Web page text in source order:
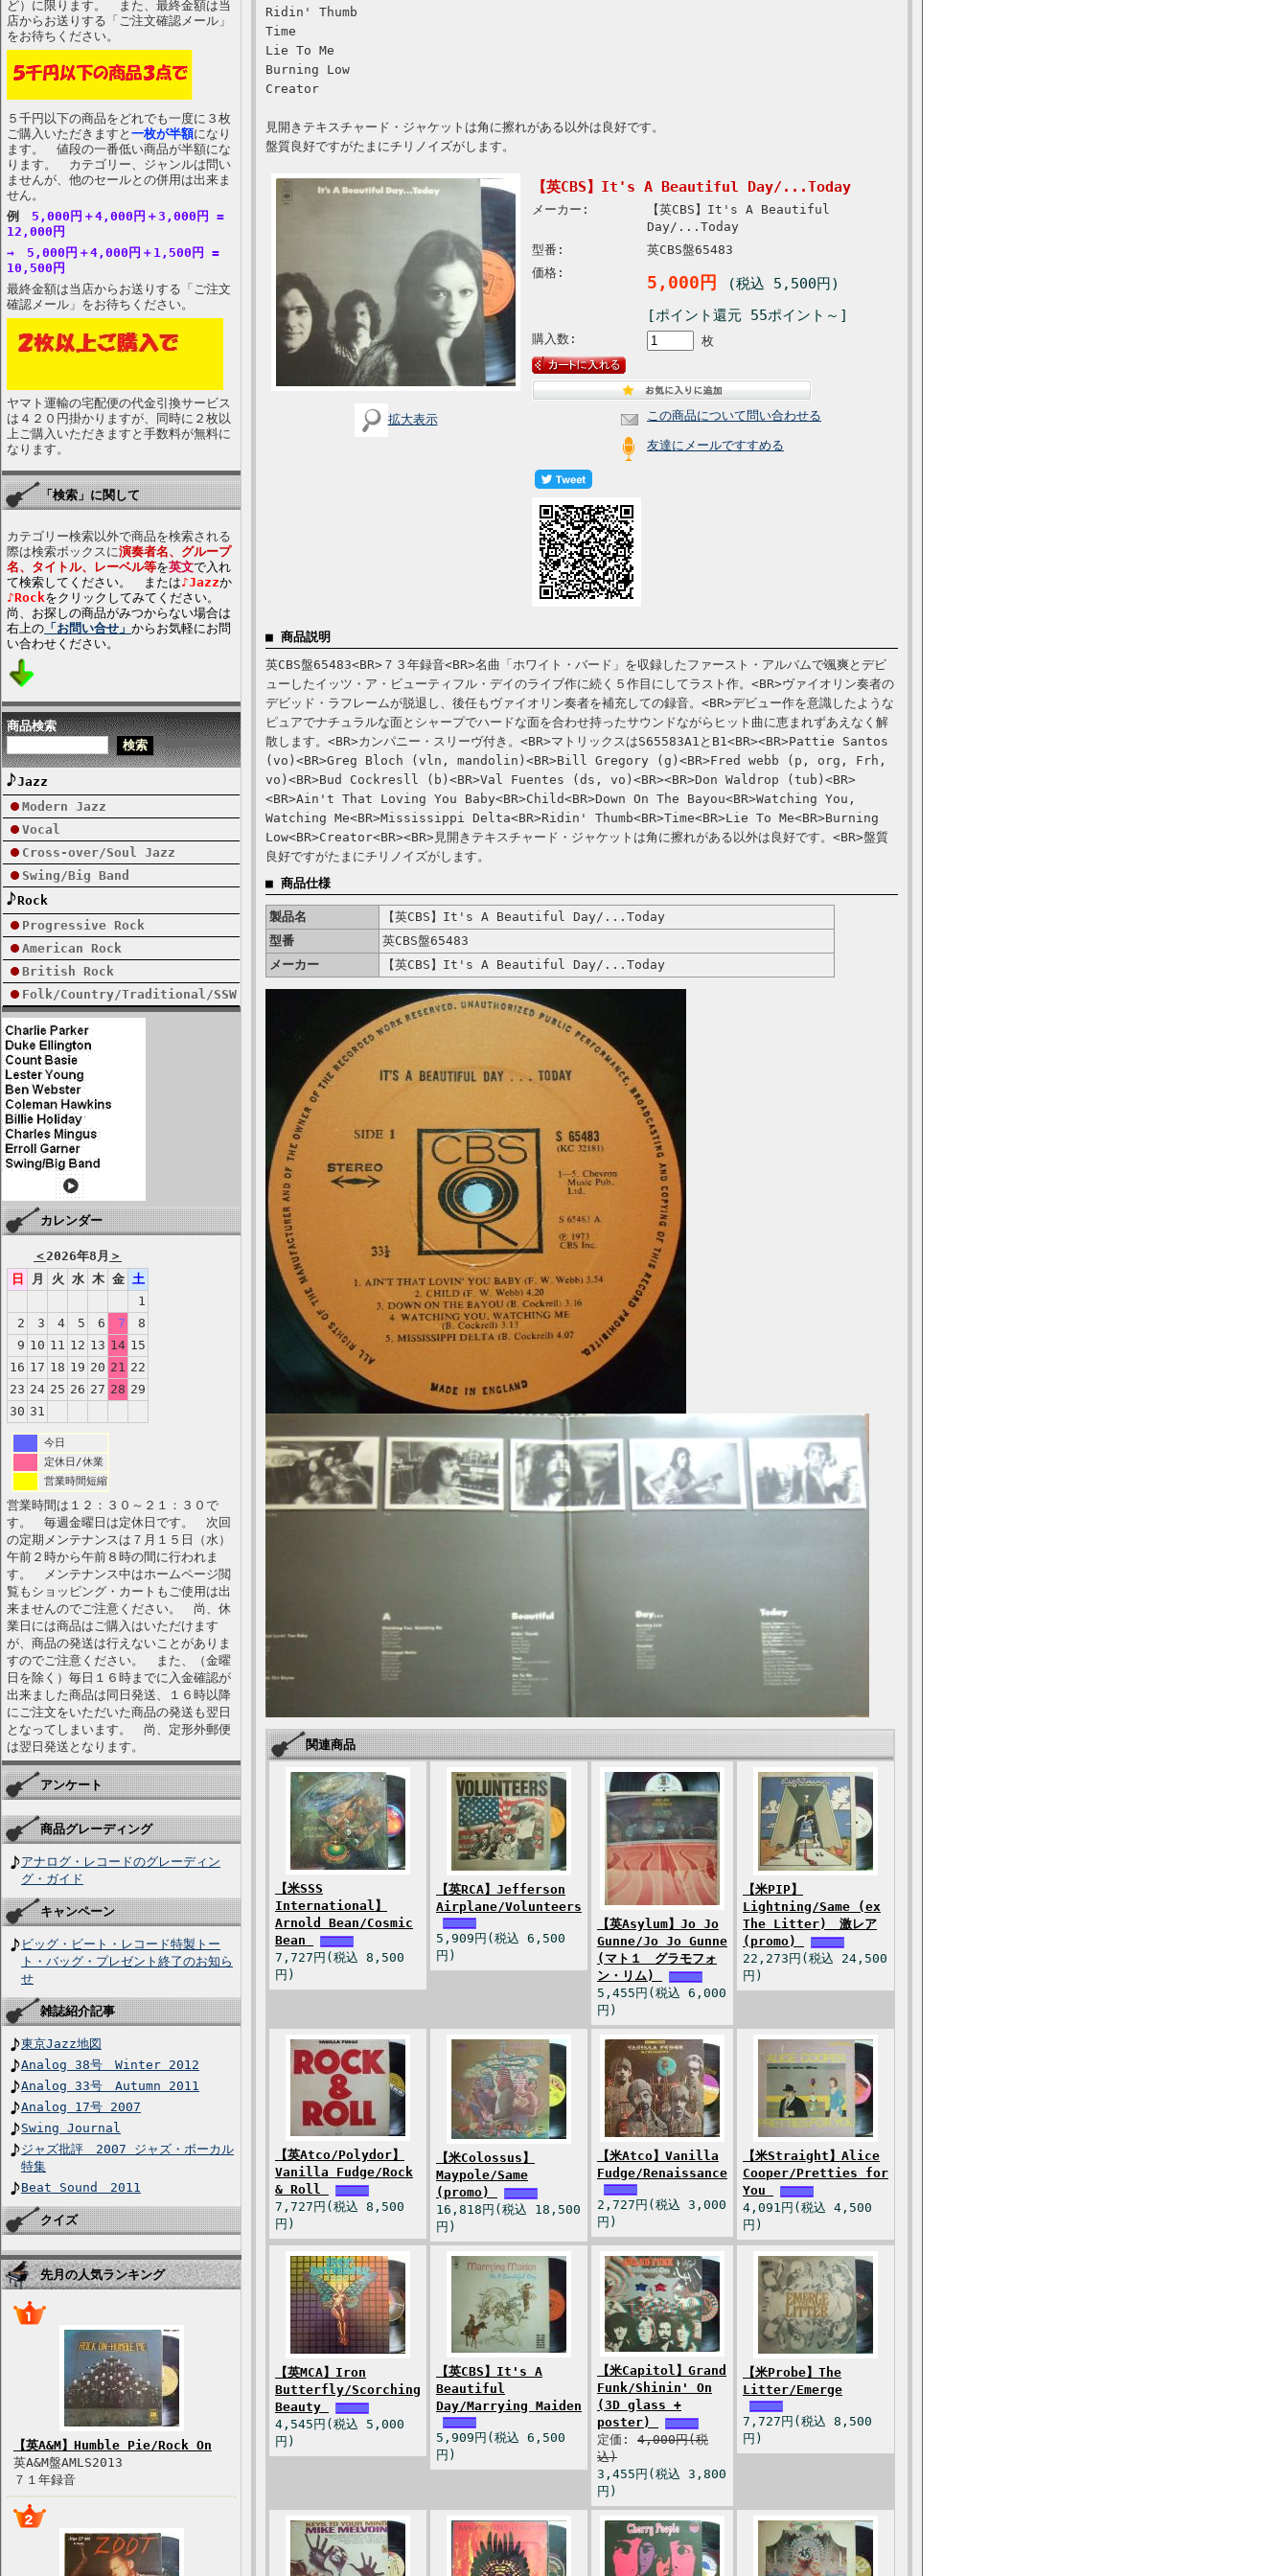
ど）に限ります。 また、最終金額は当
店からお送りする「ご注文確認メール」
をお待ちください。
５千円以下の商品をどれでも一度に３枚
ご購入いただきますと 一枚が半額になり
ます。 値段の一番低い商品が半額にな
ります。 カテゴリー、ジャンルは問い
ませんが、他のセールとの併用は出来ま
せん。
例
5,000円＋4,000円＋3,000円 =
12,000円
→ 5,000円＋4,000円＋1,500円 =
10,500円
最終金額は当店からお送りする「ご注文
確認メール」をお待ちください。
ヤマト運輸の宅配便の代金引換サービス
は４２０円掛かりますが、同時に２枚以
上ご購入いただきますと手数料が無料に
なります。
「検索」に関して
カテゴリー検索以外で商品を検索される
際は検索ボックスに演奏者名、グループ
名、タイトル、レーベル等を英文で入れ
て検索してください。 または♪Jazzか
♪Rockをクリックしてみてください。
尚、お探しの商品がみつからない場合は
右上の 「お問い合せ」 からお気軽にお問
い合わせください。
商品検索
Jazz
Modern Jazz
Vocal
Cross-over/Soul Jazz
Swing/Big Band
Rock
Progressive Rock
American Rock
British Rock
Folk/Country/Traditional/SSW
カレンダー
＜2026年8月 ＞
日
月 火 水 木 金 土
1
2
3 4 5 6 7
8
9 10 11 12 13 14 15
16 17 18 19 20 21 22
23 24 25 26 27 28 29
30 31
今日
定休日/休業
営業時間短縮
営業時間は１２：３０～２１：３０で
す。 毎週金曜日は定休日です。 次回
の定期メンテナンスは７月１５日（水）
午前２時から午前８時の間に行われま
す。 メンテナンス中はホームページ閲
覧もショッピング・カートもご使用は出
来ませんのでご注意ください。 尚、休
業日には商品はご購入はいただけます
が、商品の発送は行えないことがありま
すのでご注意ください。 また、（金曜
日を除く）毎日１６時までに入金確認が
出来ました商品は同日発送、１６時以降
にご注文をいただいた商品の発送も翌日
となってしまいます。 尚、定形外郵便
は翌日発送となります。
アンケート
商品グレーディング
アナログ・レコードのグレーディン
グ・ガイド
キャンペーン
ビッグ・ビート・レコード特製トー
ト・バッグ・プレゼント終了のお知ら
せ
雑誌紹介記事
東京Jazz地図
Analog 38号 Winter 2012
Analog 33号 Autumn 2011
Analog 17号 2007
Swing Journal
ジャズ批評 2007 ジャズ・ボーカル
特集
Beat Sound 2011
クイズ
先月の人気ランキング
【英A&M】Humble Pie/Rock On
英A&M盤AMLS2013
７１年録音
Ridin' Thumb
Time
Lie To Me
Burning Low
Creator
見開きテキスチャード・ジャケットは角に擦れがある以外は良好です。
盤質良好ですがたまにチリノイズがします。
拡大表示
【英CBS】It's A Beautiful Day/...Today
メーカー:
【英CBS】It's A Beautiful
Day/...Today
型番:
英CBS盤65483
価格:
5,000円
(税込 5,500円)
[ポイント還元 55ポイント～]
購入数: 枚
この商品について問い合わせる
友達にメールですすめる
■ 商品説明
英CBS盤65483<BR>７３年録音<BR>名曲「ホワイト・バード」を収録したファースト・アルバムで颯爽とデビ
ューしたイッツ・ア・ビューティフル・デイのライブ作に続く５作目にしてラスト作。<BR>ヴァイオリン奏者の
デビッド・ラフレームが脱退し、後任もヴァイオリン奏者を補充しての録音。<BR>デビュー作を意識したような
ピュアでナチュラルな面とシャープでハードな面を合わせ持ったサウンドながらヒット曲に恵まれずあえなく解
散します。<BR>カンパニー・スリーヴ付き。<BR>マトリックスはS65583A1とB1<BR><BR>Pattie Santos
(vo)<BR>Greg Bloch (vln, mandolin)<BR>Bill Gregory (g)<BR>Fred webb (p, org, Frh,
vo)<BR>Bud Cockresll (b)<BR>Val Fuentes (ds, vo)<BR><BR>Don Waldrop (tub)<BR>
<BR>Ain't That Loving You Baby<BR>Child<BR>Down On The Bayou<BR>Watching You,
Watching Me<BR>Mississippi Delta<BR>Ridin' Thumb<BR>Time<BR>Lie To Me<BR>Burning
Low<BR>Creator<BR><BR>見開きテキスチャード・ジャケットは角に擦れがある以外は良好です。<BR>盤質
良好ですがたまにチリノイズがします。
■ 商品仕様
製品名
【英CBS】It's A Beautiful Day/...Today
型番
英CBS盤65483
メーカー
【英CBS】It's A Beautiful Day/...Today
関連商品
【米SSS
International】
Arnold Bean/Cosmic
Bean
7,727円(税込 8,500
円)
【英RCA】Jefferson
Airplane/Volunteers
5,909円(税込 6,500
円)
【英Asylum】Jo Jo
Gunne/Jo Jo Gunne
(マト１ グラモフォ
ン・リム)
5,455円(税込 6,000
円)
【米PIP】
Lightning/Same (ex
The Litter) 激レア
(promo)
22,273円(税込 24,500
円)
【英Atco/Polydor】
Vanilla Fudge/Rock
& Roll
7,727円(税込 8,500
円)
【米Colossus】
Maypole/Same
(promo)
16,818円(税込 18,500
円)
【米Atco】Vanilla
Fudge/Renaissance
2,727円(税込 3,000
円)
【米Straight】Alice
Cooper/Pretties for
You
4,091円(税込 4,500
円)
【英MCA】Iron
Butterfly/Scorching
Beauty
4,545円(税込 5,000
円)
【英CBS】It's A
Beautiful
Day/Marrying Maiden
5,909円(税込 6,500
円)
【米Capitol】Grand
Funk/Shinin' On
(3D glass +
poster)
定価: 4,000円(税
込)
3,455円(税込 3,800
円)
【米Probe】The
Litter/Emerge
7,727円(税込 8,500
円)